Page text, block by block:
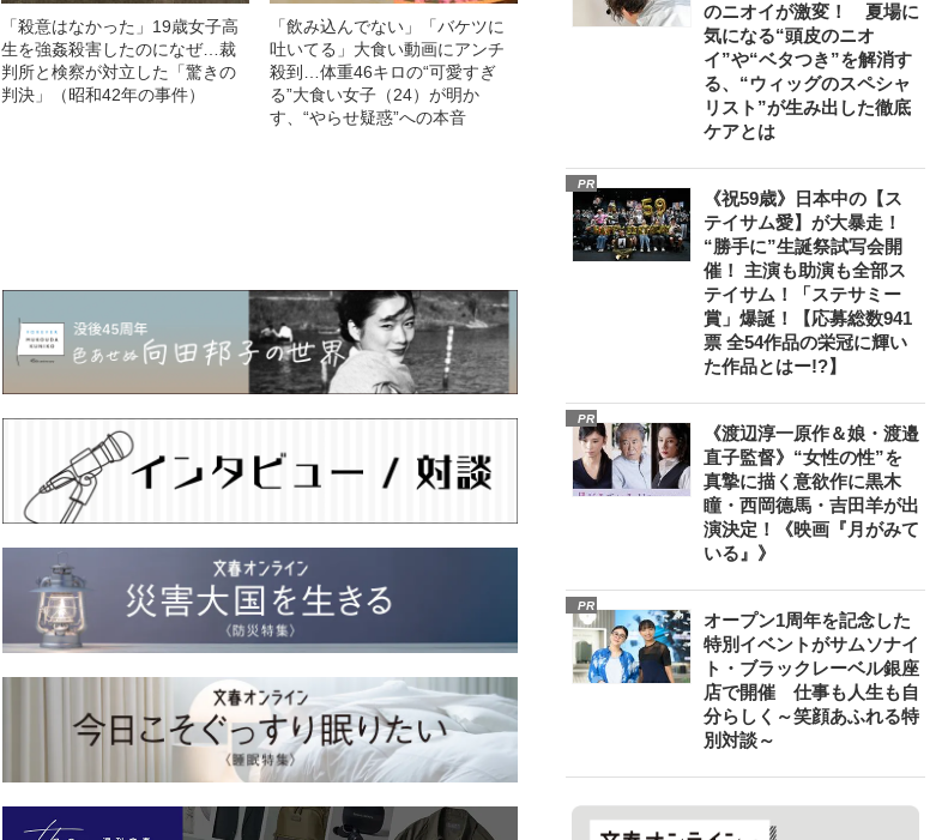
「殺意はなかった」19歳女子高
生を強姦殺害したのになぜ…裁
判所と検察が対立した「驚きの
判決」（昭和42年の事件）
「飲み込んでない」「バケツに
吐いてる」大食い動画にアンチ
殺到…体重46キロの“可愛すぎ
る”大食い女子（24）が明か
す、“やらせ疑惑”への本音
のニオイが激変！ 夏場に
気になる“頭皮のニオ
イ”や“ベタつき”を解消す
る、“ウィッグのスペシャ
リスト”が生み出した徹底
ケアとは
PR
《祝59歳》日本中の【ス
テイサム愛】が大暴走！
“勝手に”生誕祭試写会開
催！ 主演も助演も全部ス
テイサム！「ステサミー
賞」爆誕！【応募総数941
票 全54作品の栄冠に輝い
た作品とはー!?】
PR
《渡辺淳一原作＆娘・渡邉
直子監督》“女性の性”を
真摯に描く意欲作に黒木
瞳・西岡德馬・吉田羊が出
演決定！《映画『月がみて
いる』》
PR
オープン1周年を記念した
特別イベントがサムソナイ
ト・ブラックレーベル銀座
店で開催 仕事も人生も自
分らしく～笑顔あふれる特
別対談～